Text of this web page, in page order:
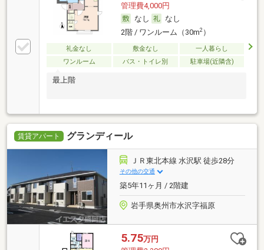
管理費4,000円
なし
なし
2階 / ワンルーム（30m2）
礼金なし 敷金なし
一人暮らし
ワンルーム
バス・トイレ別 駐車場(近隣含)
最上階
賃貸アパート グランディール
ＪＲ東北本線 水沢駅 徒歩28分
その他の交通
築5年11ヶ月 / 2階建
岩手県奥州市水沢字福原
5.75万円